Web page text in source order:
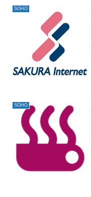
SOHO
SOHO